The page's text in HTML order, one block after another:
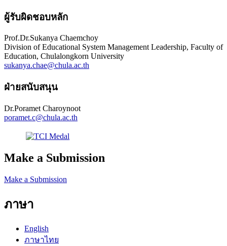
ผู้รับผิดชอบหลัก
Prof.Dr.Sukanya Chaemchoy
Division of Educational System Management Leadership, Faculty of
Education, Chulalongkorn University
sukanya.chae@chula.ac.th
ฝ่ายสนับสนุน
Dr.Poramet Charoynoot
poramet.c@chula.ac.th
Make a Submission
Make a Submission
ภาษา
English
ภาษาไทย